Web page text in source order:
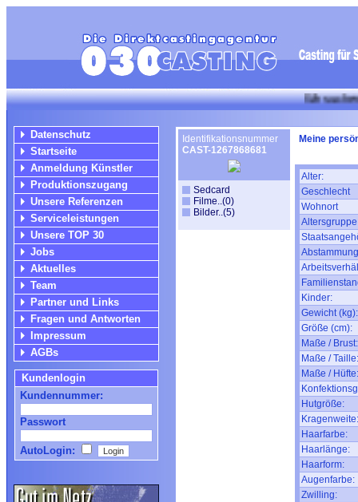
Wir suchen für
Datenschutz
Startseite
Anmeldung Künstler
Produktionszugang
Unsere Referenzen
Serviceleistungen
Unsere TOP 30
Jobs
Aktuelles
Team
Partner und Links
Fragen und Antworten
Impressum
AGBs
Kundenlogin
Kundennummer:
Passwort
AutoLogin:
Identifikationsnummer
CAST-1267868681
Sedcard
Filme..(0)
Bilder..(5)
Meine
Alter:
Geschlecht
Wohnort
Altersgruppe
Kinder:
Gewicht (kg):
Größe (cm):
Maße / Brust:
Maße / Taille:
Maße / Hüfte:
Hutgröße:
Kragenweite:
Haarfarbe:
Haarlänge:
Haarform:
Augenfarbe:
Zwilling: